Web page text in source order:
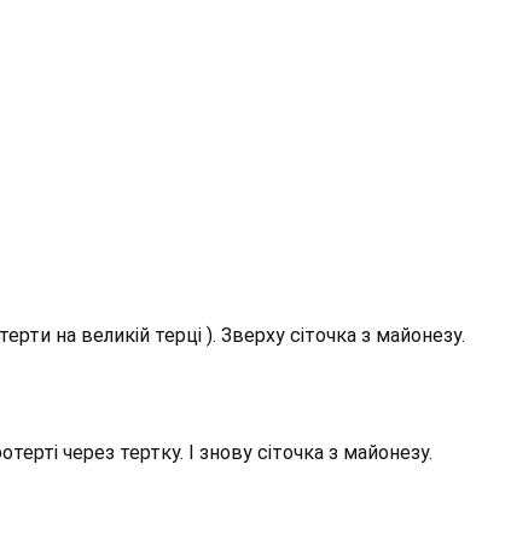
на великій терці ). Зверху сіточка з майонезу.
через тертку. І знову сіточка з майонезу.